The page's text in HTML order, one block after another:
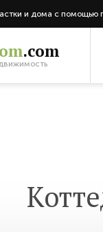
и дома с помощью
.com